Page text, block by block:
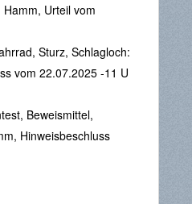
Urteil vom
Sturz, Schlagloch:
vom 22.07.2025 -11 U
Beweismittel,
Hinweisbeschluss